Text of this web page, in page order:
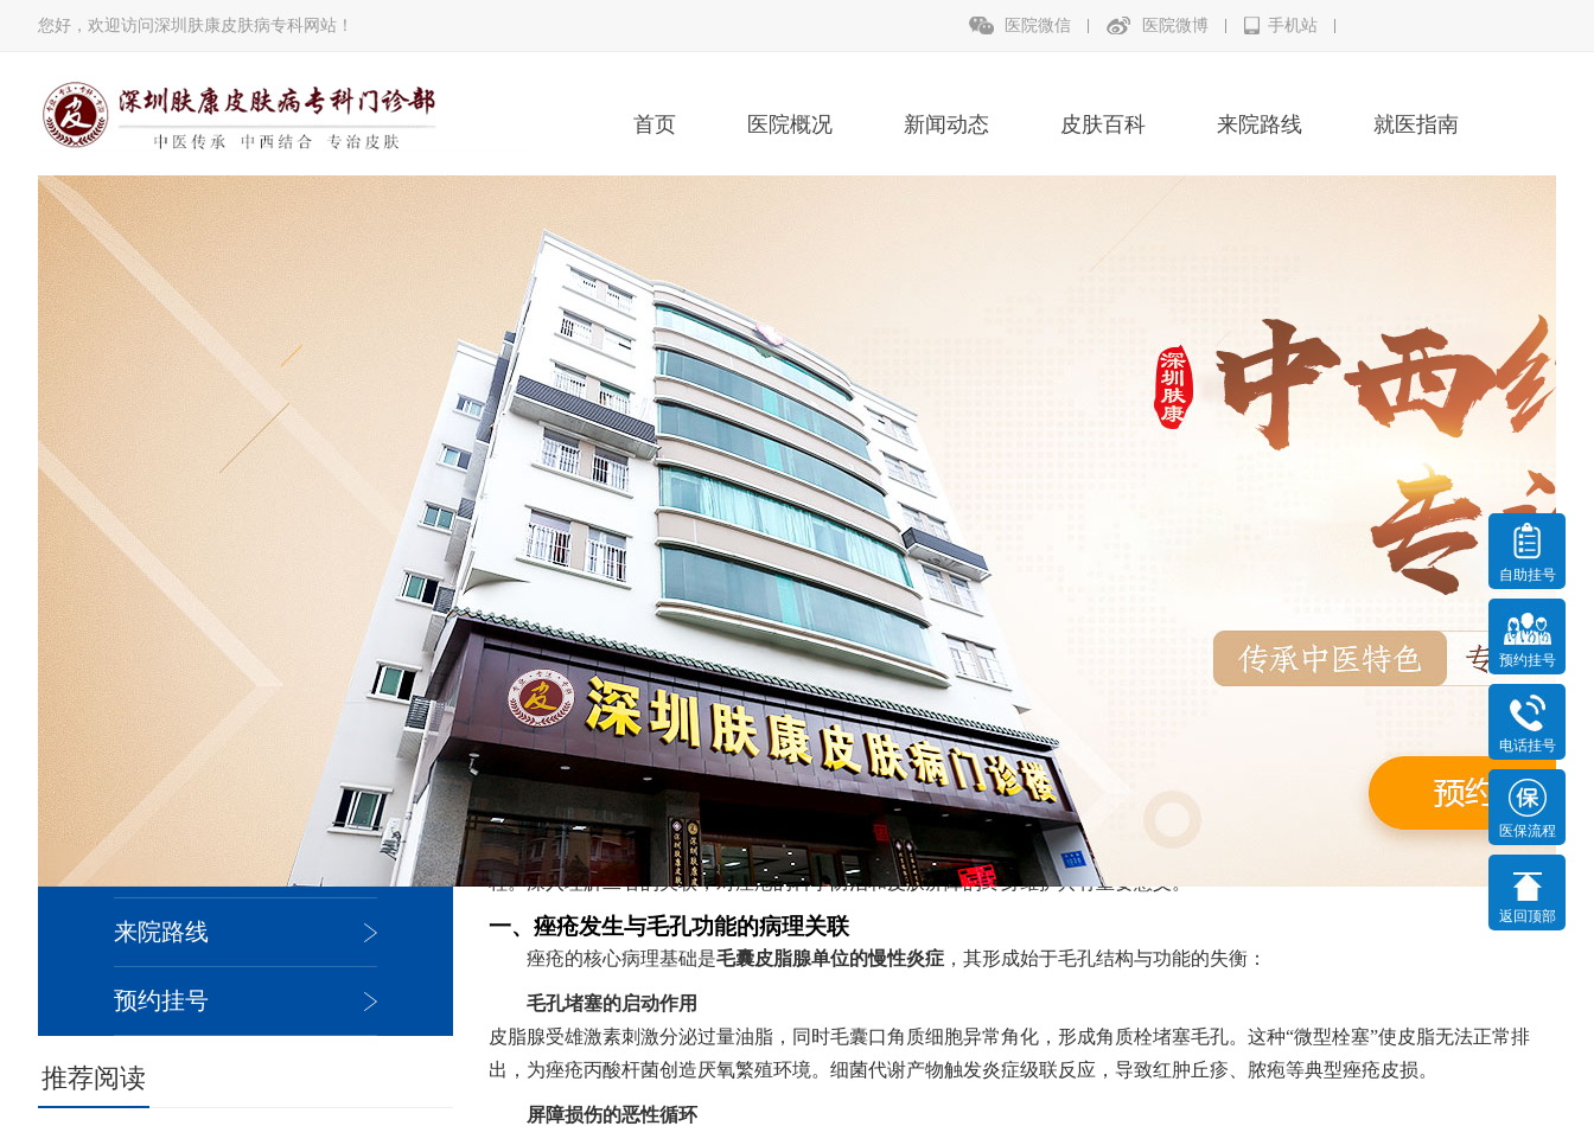
您好，欢迎访问深圳肤康皮肤病专科网站！ 医院微信 医院微博 手机站
首页 医院概况 新闻动态 皮肤百科 来院路线 就医指南
院内新闻
医生团队
来院路线
预约挂号
推荐阅读
您现在的位置： 深圳肤康皮肤病专科 > 皮肤百科 > 青春痘 >
痤疮与毛孔健康的长期关系探讨
文章来源：深圳肤康皮肤病专科
痤疮与毛孔健康之间存在复杂而深远的相互影响，这种关系不仅体现在痤疮发病机制中，更贯穿于皮肤状态的长期演变过
程。深入理解二者的关联，对痤疮的科学防治和皮肤屏障的终身维护具有重要意义。
一、痤疮发生与毛孔功能的病理关联
痤疮的核心病理基础是毛囊皮脂腺单位的慢性炎症 ，其形成始于毛孔结构与功能的失衡：
毛孔堵塞的启动作用
皮脂腺受雄激素刺激分泌过量油脂，同时毛囊口角质细胞异常角化，形成角质栓堵塞毛孔。这种“微型栓塞”使皮脂无法正常排
出，为痤疮丙酸杆菌创造厌氧繁殖环境。细菌代谢产物触发炎症级联反应，导致红肿丘疹、脓疱等典型痤疮皮损。
屏障损伤的恶性循环
自助挂号
预约挂号
电话挂号
医保流程
返回顶部